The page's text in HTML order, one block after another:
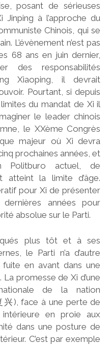
posant de sérieuses
à l’approche du
Chinois, qui se
L’évènement n’est pas
68 ans en juin dernier,
des responsabilités
Xiaoping, il devrait
Pourtant, si depuis
du mandat de Xi il
le leader chinois
le XXème Congrès
majeur où Xi devra
prochaines années, et
Politburo actuel, de
atteint la limite d’âge.
pour Xi de présenter
années pour
absolue sur le Parti.
plus tôt et à ses
le Parti n’a d’autre
en avant dans une
promesse de Xi d’une
de la nation
兴), face à une perte de
en proie aux
dans une posture de
C’est par exemple